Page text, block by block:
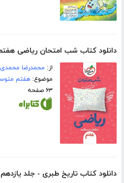
دانلود کتاب شب امتحان ریاضی
از: محمدرضا محمدی
موضوع:هفتم
۶۳ صفحه
دانلود کتاب تاریخ طبری - جلد یازدهم